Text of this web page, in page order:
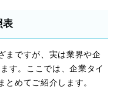
表
まですが、実は業界や企
す。ここでは、企業タイ
とめてご紹介します。